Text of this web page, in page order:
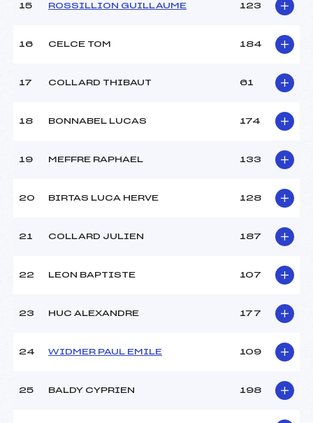
Température départ :
-11
173.5200
Catégorie :
U12->U16
15 ROSSILLION GUILLAUME 123
16 CELCE TOM 184
17 COLLARD THIBAUT 61
18 BONNABEL LUCAS 174
19 MEFFRE RAPHAEL 133
20 BIRTAS LUCA HERVE 128
21 COLLARD JULIEN 187
22 LEON BAPTISTE 107
23 HUC ALEXANDRE 177
24 WIDMER PAUL EMILE 109
25 BALDY CYPRIEN 198